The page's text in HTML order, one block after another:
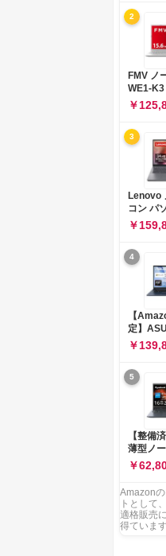
120U メ
2024搭
Office搭
ャッター
型
ナチュ
2
FMV ノ
WE1-
ー搭載/
型/Core
i5/
512GB/
￥
3
Lenovo
コン パ
IdeaPad
インチ
Ryzen™
メモリ
版
テリー
重量
ー
トPC
￥
4
【
定】
ソコン
ンチ
170 メ
SSD
搭載
量1.7kg
ワイエ
￥
5
【整備
薄型ノ
13.3型
高性能
i5-
16GB -
￥
Amazon
トとして
適格販売
得ています